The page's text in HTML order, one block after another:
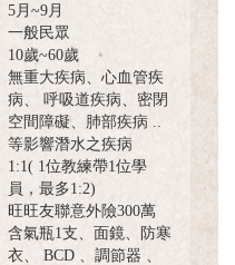
5月~9月
一般民眾
10歲~60歲
無重大疾病、心血管疾
病、 呼吸道疾病、密閉
空間障礙、肺部疾病 ..
等影響潛水之疾病
1:1( 1位教練帶1位學
員，最多1:2)
旺旺友聯意外險300萬
含氣瓶1支、面鏡、防寒
衣、 BCD 、調節器 、